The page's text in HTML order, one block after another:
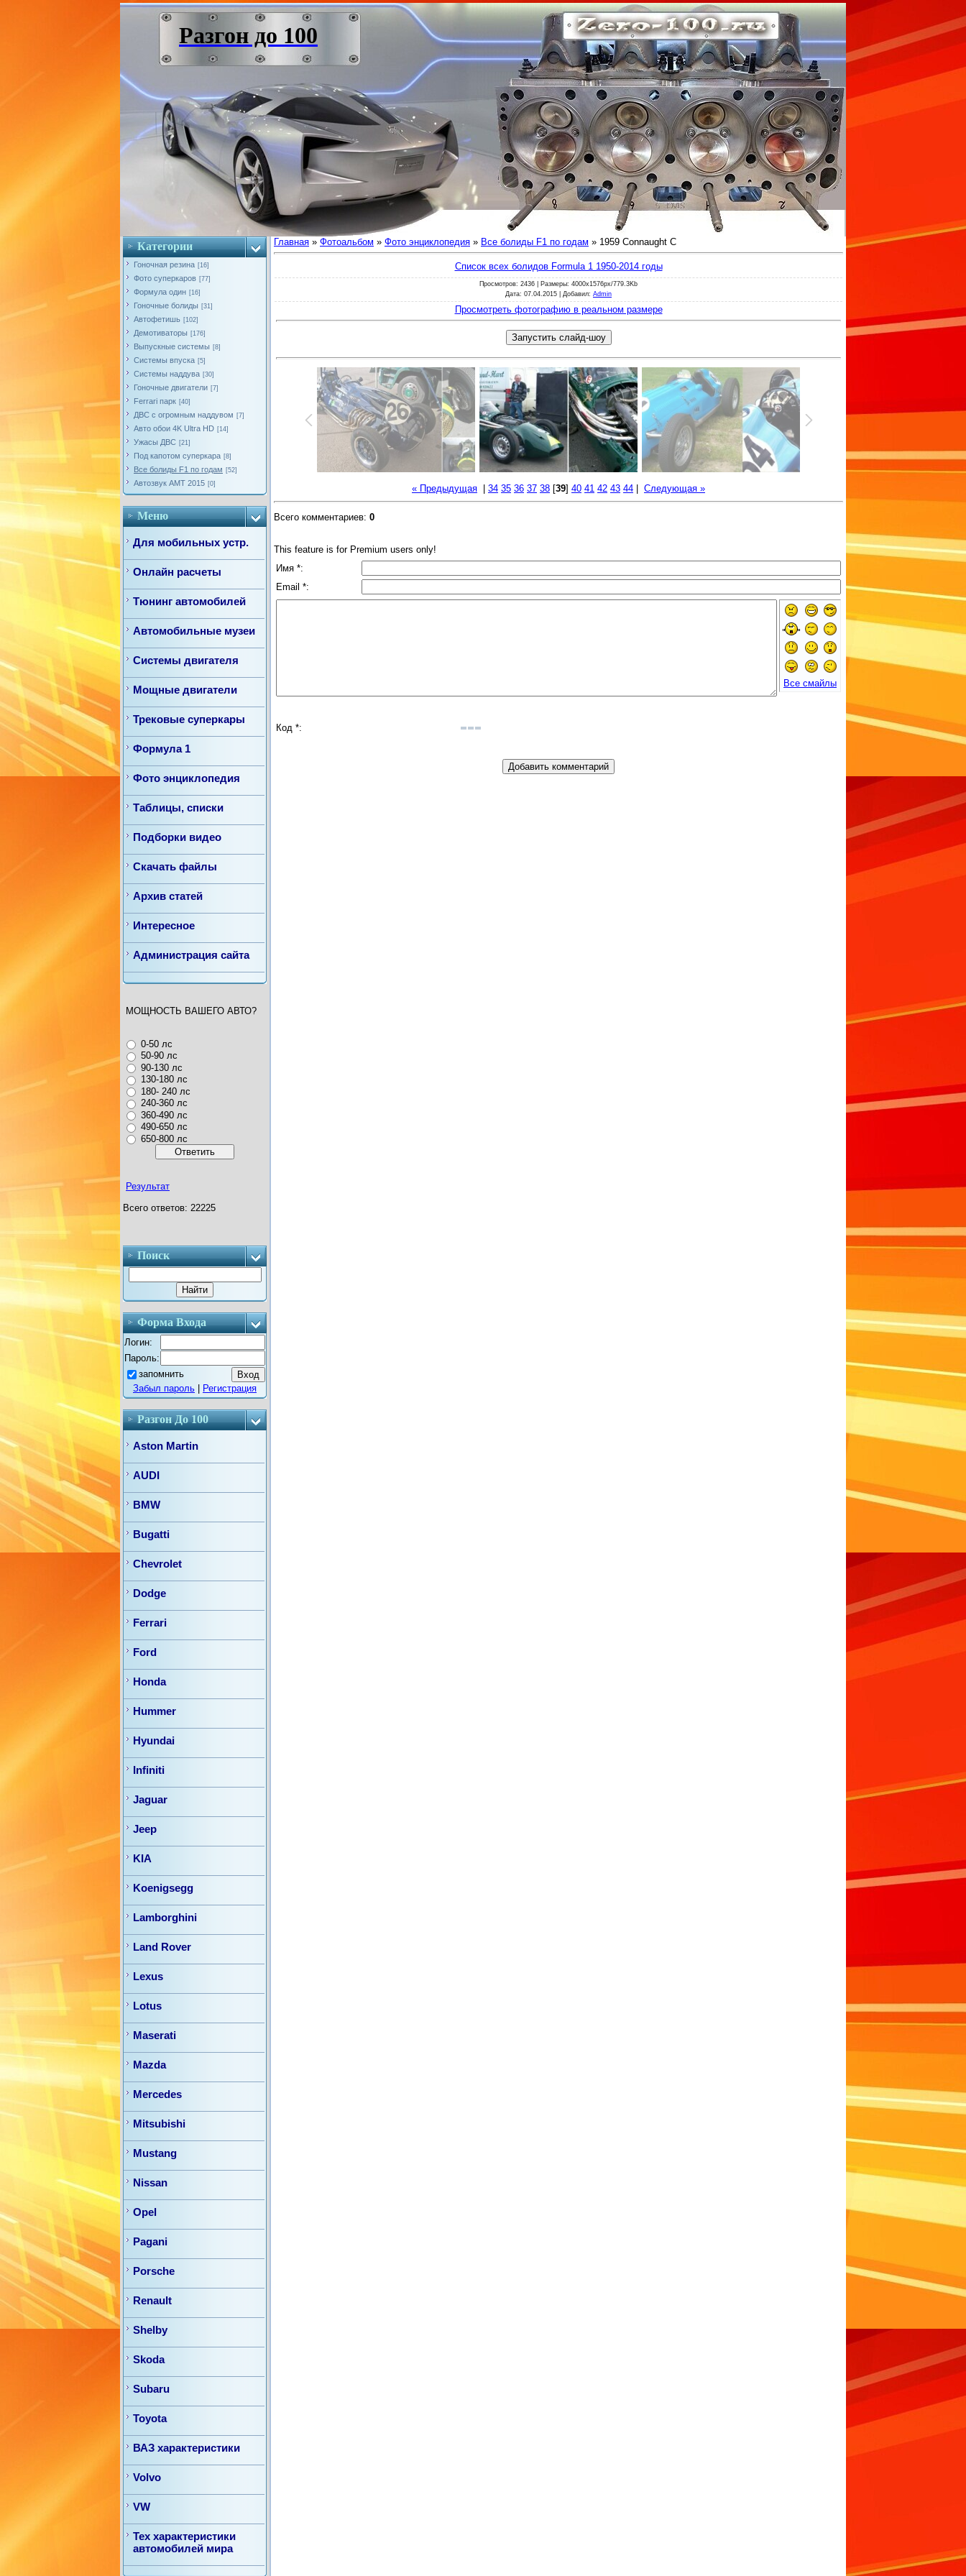
Разгон до 100
Категории
Гоночная резина [16]
Фото суперкаров [77]
Формула один [16]
Гоночные болиды [31]
Автофетишь [102]
Демотиваторы [176]
Выпускные системы [8]
Системы впуска [5]
Системы наддува [30]
Гоночные двигатели [7]
Ferrari парк [40]
ДВС с огромным наддувом [7]
Авто обои 4K Ultra HD [14]
Ужасы ДВС [21]
Под капотом суперкара [8]
Все болиды F1 по годам [52]
Автозвук AMT 2015 [0]
Меню
Для мобильных устр.
Онлайн расчеты
Тюнинг автомобилей
Автомобильные музеи
Системы двигателя
Мощные двигатели
Трековые суперкары
Формула 1
Фото энциклопедия
Таблицы, списки
Подборки видео
Скачать файлы
Архив статей
Интересное
Администрация сайта
МОЩНОСТЬ ВАШЕГО АВТО?
0-50 лс
50-90 лс
90-130 лс
130-180 лс
180- 240 лс
240-360 лс
360-490 лс
490-650 лс
650-800 лс
Результат
Всего ответов: 22225
Поиск
Форма Входа
Логин:
Пароль:
запомнить
Забыл пароль
Регистрация
Разгон До 100
Aston Martin
AUDI
BMW
Bugatti
Chevrolet
Dodge
Ferrari
Ford
Honda
Hummer
Hyundai
Infiniti
Jaguar
Jeep
KIA
Koenigsegg
Lamborghini
Land Rover
Lexus
Lotus
Maserati
Mazda
Mercedes
Mitsubishi
Mustang
Nissan
Opel
Pagani
Porsche
Renault
Shelby
Skoda
Subaru
Toyota
ВАЗ характеристики
Volvo
VW
Тех характеристики
автомобилей мира
Главная » Фотоальбом » Фото энциклопедия » Все болиды F1 по годам » 1959 Connaught С
Список всех болидов Formula 1 1950-2014 годы
Просмотров: 2436 | Размеры: 4000x1576px/779.3Kb
Дата: 07.04.2015 | Добавил: Admin
Просмотреть фотографию в реальном размере
« Предыдущая 34 35 36 37 38 [39] 40 41 42 43 44 Следующая »
Всего комментариев: 0
This feature is for Premium users only!
Имя *:
Email *:
Все смайлы
Код *: